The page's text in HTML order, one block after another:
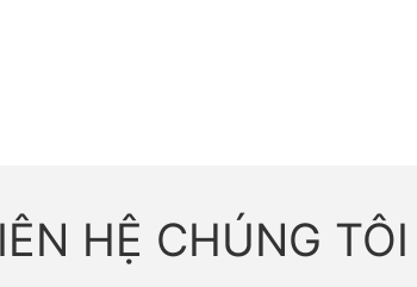
HỆ CHÚNG TÔI